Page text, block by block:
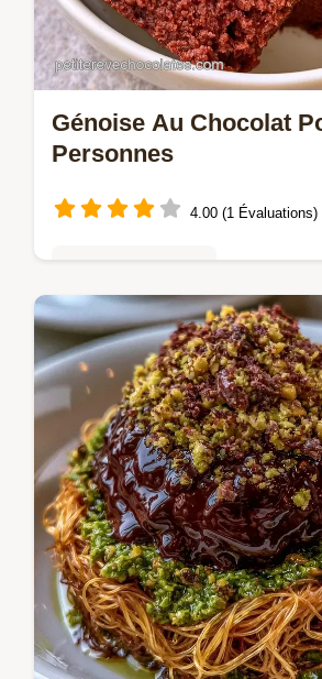
Génoise Au Chocolat
Personnes
4.00 (1 Évaluations)
Une mie spongieuse
Génoise au chocolat. Ce
rôle de l'air pour une tenue
pour vos fêtes de famille.